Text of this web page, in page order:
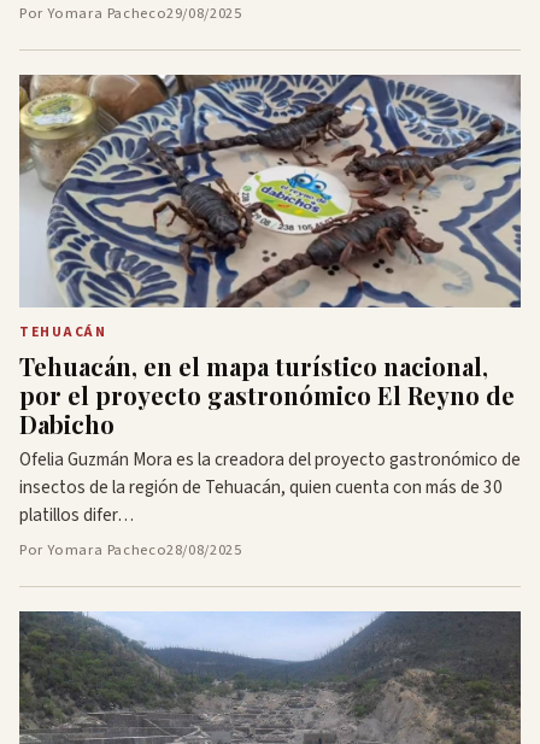
Por Yomara Pacheco29/08/2025
TEHUACÁN
Tehuacán, en el mapa turístico nacional,
por el proyecto gastronómico El Reyno de
Dabicho
Ofelia Guzmán Mora es la creadora del proyecto gastronómico de
insectos de la región de Tehuacán, quien cuenta con más de 30
platillos difer…
Por Yomara Pacheco28/08/2025